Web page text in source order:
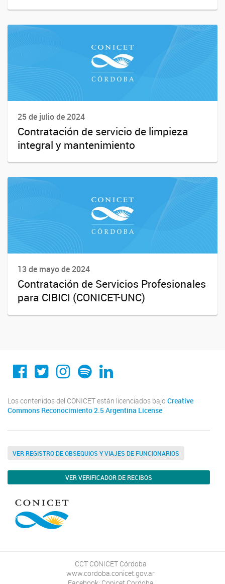
25 de julio de 2024
Contratación de servicio de limpieza
integral y mantenimiento
13 de mayo de 2024
Contratación de Servicios Profesionales
para CIBICI (CONICET-UNC)
Conicet Cordoba
@conicetcordoba
@conicetcordoba
SpotifyLinkedin
Los contenidos del CONICET están licenciados bajo Creative
Commons Reconocimiento 2.5 Argentina License
VER REGISTRO DE OBSEQUIOS Y VIAJES DE FUNCIONARIOS
VER VERIFICADOR DE RECIBOS
CCT CONICET Córdoba
www.cordoba.conicet.gov.ar